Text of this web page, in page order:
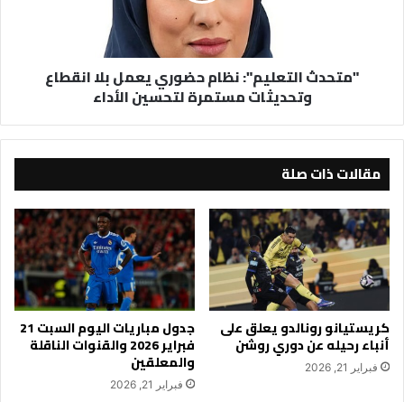
لتحسين"متحدث التعليم": نظام حضوري يعمل بلا انقطاع
وتحديثات مستمرة لتحسين الأداء
مقالات ذات صلة
كريستيانو رونالدو يعلق على
أنباء رحيله عن دوري روشن
فبراير 21, 2026
جدول مباريات اليوم السبت 21
فبراير 2026 والقنوات الناقلة
والمعلقين
فبراير 21, 2026